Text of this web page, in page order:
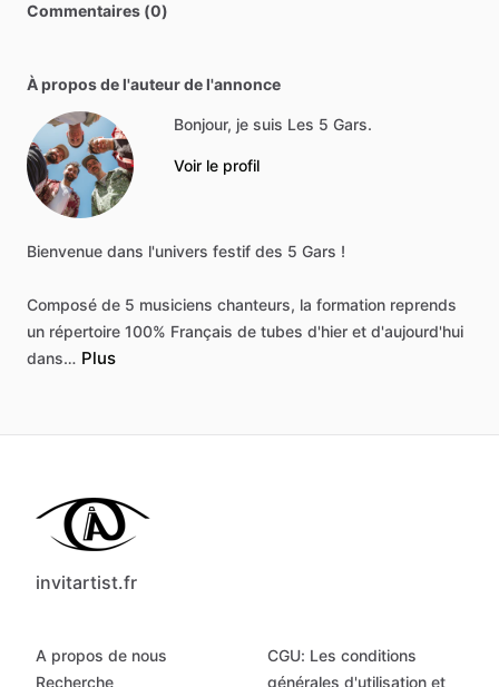
Commentaires (0)
À propos de l'auteur de l'annonce
Bonjour, je suis Les 5 Gars.
Voir le profil
Bienvenue dans l'univers festif des 5 Gars !
Composé de 5 musiciens chanteurs, la formation reprends
un répertoire 100% Français de tubes d'hier et d'aujourd'hui
dans… Plus
invitartist.fr
A propos de nous
Recherche
CGU: Les conditions
générales d'utilisation et